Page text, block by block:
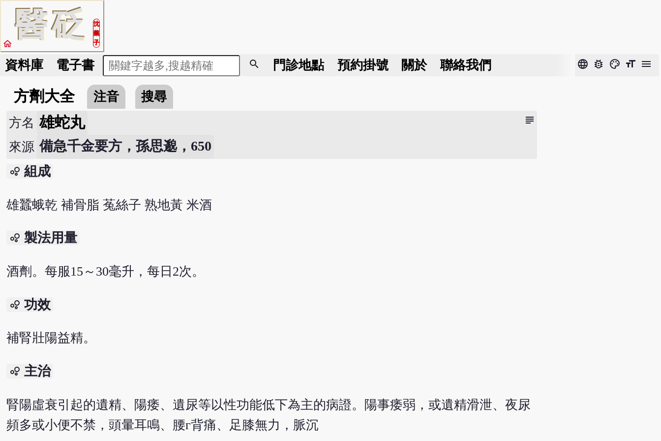
醫砭
沈
藥
子
home
資料庫 電子書 search 門診地點 預約掛號 關於 聯絡我們 language bug_report color_lens format_size menu
方劑大全 注音 搜尋
subject
方名 雄蛇丸
來源 備急千金要方，孫思邈，650
bubble_chart 組成
雄蠶蛾乾 補骨脂 菟絲子 熟地黃 米酒
bubble_chart 製法用量
酒劑。每服15～30毫升，每日2次。
bubble_chart 功效
補腎壯陽益精。
bubble_chart 主治
腎陽虛衰引起的遺精、陽痿、遺尿等以性功能低下為主的病證。陽事痿弱，或遺精滑泄、夜尿
頻多或小便不禁，頭暈耳鳴、腰г背痛、足膝無力，脈沉